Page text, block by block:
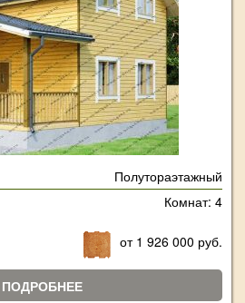
Полутораэтажный
Комнат: 4
от 1 926 000 руб.
ПОДРОБНЕЕ